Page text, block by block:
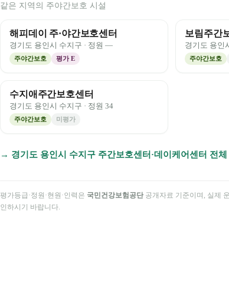
같은 지역의 주야간보호 시설
해피데이 주·야간보호센터
경기도 용인시 수지구 · 정원 —
주야간보호 평가E
보림주간
경기도 용인
주야간보호
수지애주간보호센터
경기도 용인시 수지구 · 정원 34
주야간보호 미평가
→ 경기도 용인시 수지구 주간보호센터·데이케어센터 전체
평가등급·정원·현원·인력은 국민건강보험공단 공개자료 기준이며, 실제
인하시기 바랍니다.